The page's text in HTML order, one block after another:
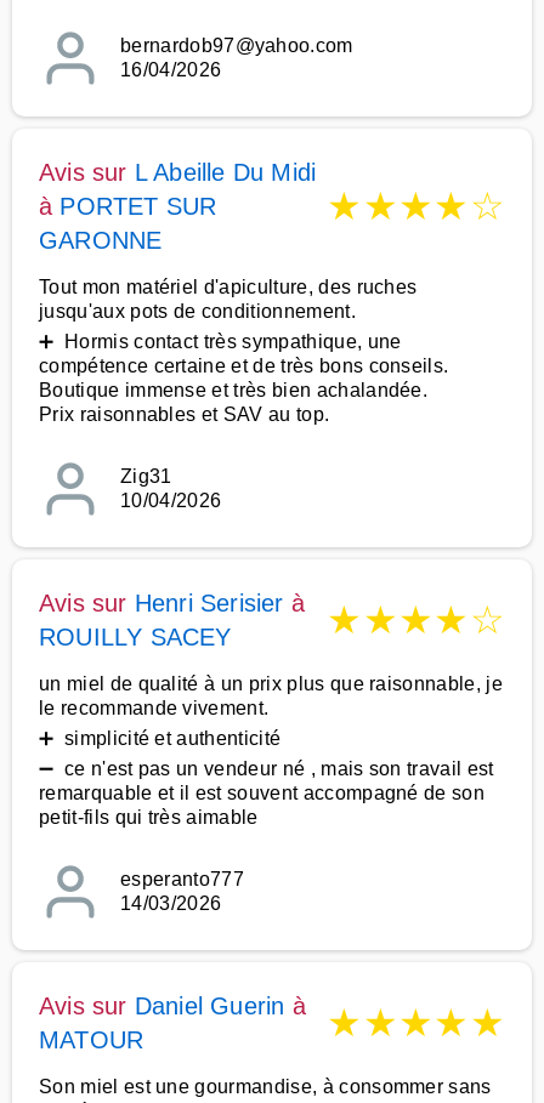
bernardob97@yahoo.com
16/04/2026
Avis sur L Abeille Du Midi
à PORTET SUR
GARONNE
★★★★☆
Tout mon matériel d'apiculture, des ruches
jusqu'aux pots de conditionnement.
➕ Hormis contact très sympathique, une
compétence certaine et de très bons conseils.
Boutique immense et très bien achalandée.
Prix raisonnables et SAV au top.
Zig31
10/04/2026
Avis sur Henri Serisier à
ROUILLY SACEY
★★★★☆
un miel de qualité à un prix plus que raisonnable, je
le recommande vivement.
➕ simplicité et authenticité
➖ ce n'est pas un vendeur né , mais son travail est
remarquable et il est souvent accompagné de son
petit-fils qui très aimable
esperanto777
14/03/2026
Avis sur Daniel Guerin à
MATOUR
★★★★★
Son miel est une gourmandise, à consommer sans